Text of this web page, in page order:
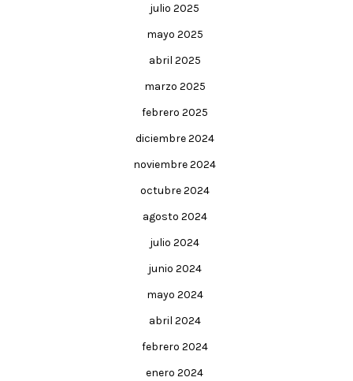
julio 2025
mayo 2025
abril 2025
marzo 2025
febrero 2025
diciembre 2024
noviembre 2024
octubre 2024
agosto 2024
julio 2024
junio 2024
mayo 2024
abril 2024
febrero 2024
enero 2024